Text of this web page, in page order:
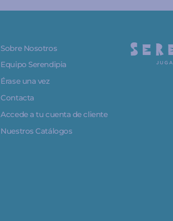
Sobre Nosotros
Equipo Serendipia
Érase una vez
Contacta
Accede a tu cuenta de cliente
Nuestros Catálogos